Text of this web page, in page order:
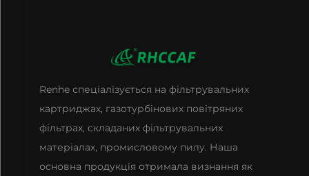
Renhe спеціалізується на фільтрувальних
картриджах, газотурбінових повітряних
фільтрах, складаних фільтрувальних
матеріалах, промисловому пилу. Наша
основна продукція отримала визнання як